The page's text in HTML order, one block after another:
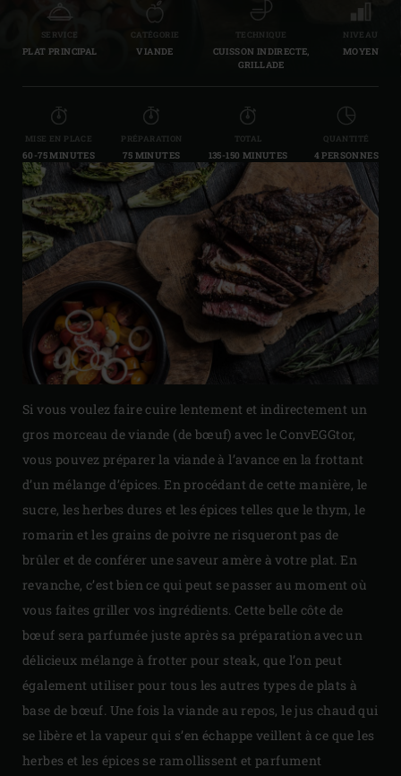
SERVICE
PLAT PRINCIPAL
CATÉGORIE
VIANDE
TECHNIQUE
CUISSON INDIRECTE,
GRILLADE
NIVEAU
MOYEN
MISE EN PLACE
60-75 MINUTES
PRÉPARATION
75 MINUTES
TOTAL
135-150 MINUTES
QUANTITÉ
4 PERSONNES
Si vous voulez faire cuire lentement et indirectement un
gros morceau de viande (de bœuf) avec le ConvEGGtor,
vous pouvez préparer la viande à l’avance en la frottant
d’un mélange d’épices. En procédant de cette manière, le
sucre, les herbes dures et les épices telles que le thym, le
romarin et les grains de poivre ne risqueront pas de
brûler et de conférer une saveur amère à votre plat. En
revanche, c’est bien ce qui peut se passer au moment où
vous faites griller vos ingrédients. Cette belle côte de
bœuf sera parfumée juste après sa préparation avec un
délicieux mélange à frotter pour steak, que l’on peut
également utiliser pour tous les autres types de plats à
base de bœuf. Une fois la viande au repos, le jus chaud qui
se libère et la vapeur qui s’en échappe veillent à ce que les
herbes et les épices se ramollissent et parfument